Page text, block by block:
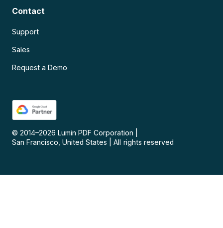
Contact
Support
Sales
Request a Demo
© 2014–2026 Lumin PDF Corporation
San Francisco, United States
All rights reserved